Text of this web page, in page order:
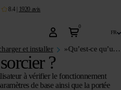
8.4| 1920 avis
0
fr
et installer » Qu’est-ce qu’un sorcier ?
?
à vérifier le fonctionnement
de base ainsi que la portée